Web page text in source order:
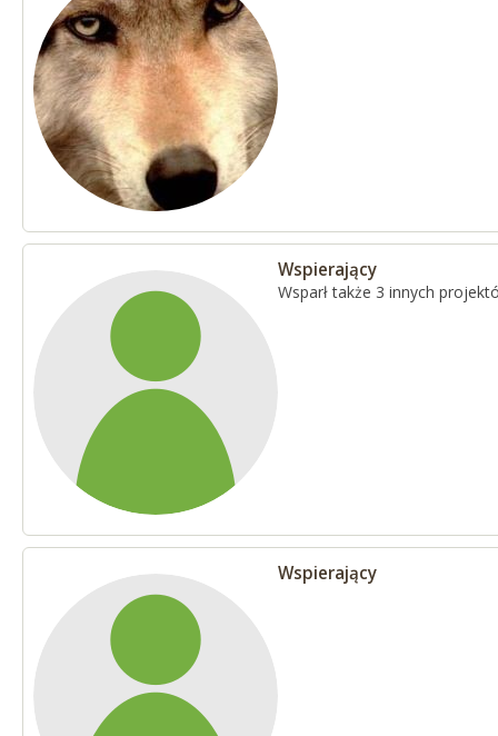
Wspierający
Wsparł także 3 innych
Wspierający